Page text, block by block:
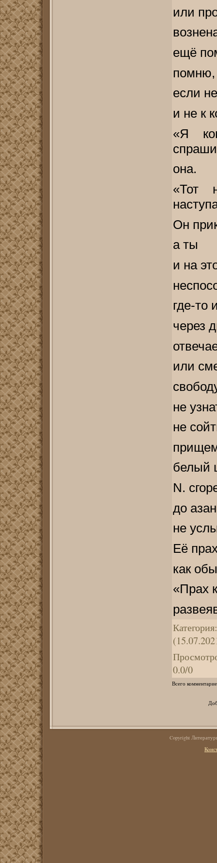
или
ещё
помню,
если
и не к
«Я
она.
«Тот
Он
а ты
и на
где-то
через
или
не
не
белый
N.
до
не
Её
как
«Прах
Категория:
0.0/0
Всего
Copyright